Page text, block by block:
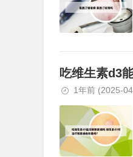
吃维生素d3
1年前 (2025-